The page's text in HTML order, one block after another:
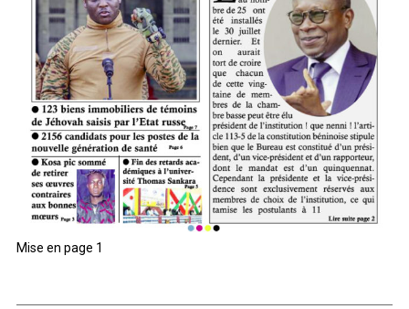
Mise en page 1